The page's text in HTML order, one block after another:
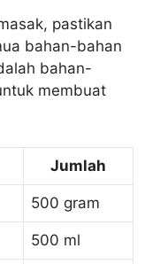
pastikan
bahan-bahan
bahan-
membuat
Jumlah
500 gram
500 ml